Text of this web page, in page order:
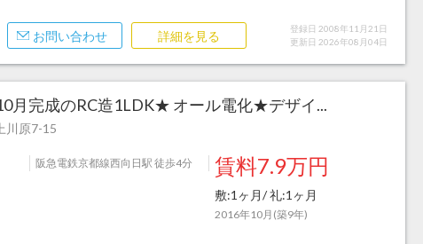
お問い合わせ 詳細を見る
登録日 2008年11月21日
更新日 2026年08月04日
月完成のRC造1LDK★ オール電化★デザイ...
川原7-15
阪急電鉄京都線西向日駅 徒歩4分 賃料7.9万円
敷:1ヶ月/ 礼:1ヶ月
2016年10月(築9年)